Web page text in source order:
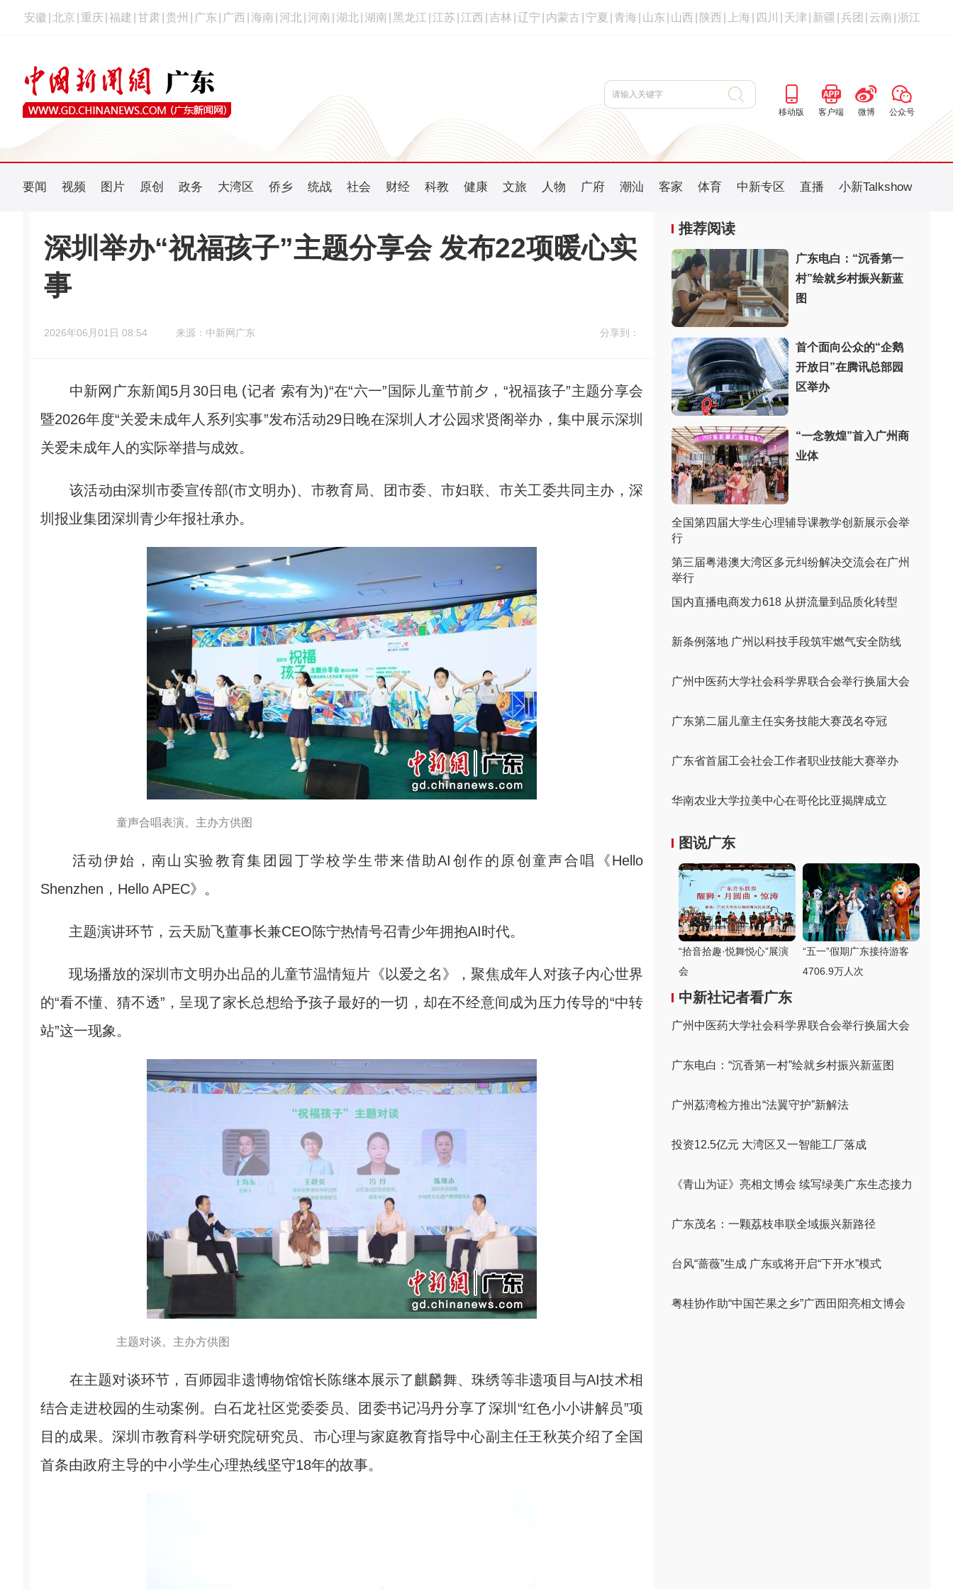
安徽 北京 重庆 福建 甘肃 贵州 广东 广西 海南 河北 河南 湖北 湖南 黑龙江 江苏 江西 吉林 辽宁 内蒙古 宁夏 青海 山东 山西 陕西 上海 四川 天津 新疆 兵团 云南 浙江
移动版 客户端 微博 公众号
要闻 视频 图片 原创 政务 大湾区 侨乡 统战 社会 财经 科教 健康 文旅 人物 广府 潮汕 客家 体育 中新专区 直播 小新Talkshow
深圳举办“祝福孩子”主题分享会 发布22项暖心实
事
2026年06月01日 08:54 来源：中新网广东 分享到：
中新网广东新闻5月30日电 (记者 索有为)“在“六一”国际儿童节前夕，“祝福孩子”主题分享会
暨2026年度“关爱未成年人系列实事”发布活动29日晚在深圳人才公园求贤阁举办，集中展示深圳
关爱未成年人的实际举措与成效。
该活动由深圳市委宣传部(市文明办)、市教育局、团市委、市妇联、市关工委共同主办，深
圳报业集团深圳青少年报社承办。
童声合唱表演。主办方供图
活动伊始，南山实验教育集团园丁学校学生带来借助AI创作的原创童声合唱《Hello
Shenzhen，Hello APEC》。
主题演讲环节，云天励飞董事长兼CEO陈宁热情号召青少年拥抱AI时代。
现场播放的深圳市文明办出品的儿童节温情短片《以爱之名》，聚焦成年人对孩子内心世界
的“看不懂、猜不透”，呈现了家长总想给予孩子最好的一切，却在不经意间成为压力传导的“中转
站”这一现象。
主题对谈。主办方供图
在主题对谈环节，百师园非遗博物馆馆长陈继本展示了麒麟舞、珠绣等非遗项目与AI技术相
结合走进校园的生动案例。白石龙社区党委委员、团委书记冯丹分享了深圳“红色小小讲解员”项
目的成果。深圳市教育科学研究院研究员、市心理与家庭教育指导中心副主任王秋英介绍了全国
首条由政府主导的中小学生心理热线坚守18年的故事。
推荐阅读
广东电白：“沉香第一
村”绘就乡村振兴新蓝
图
首个面向公众的“企鹅
开放日”在腾讯总部园
区举办
“一念敦煌”首入广州商
业体
全国第四届大学生心理辅导课教学创新展示会举
行
第三届粤港澳大湾区多元纠纷解决交流会在广州
举行
国内直播电商发力618 从拼流量到品质化转型
新条例落地 广州以科技手段筑牢燃气安全防线
广州中医药大学社会科学界联合会举行换届大会
广东第二届儿童主任实务技能大赛茂名夺冠
广东省首届工会社会工作者职业技能大赛举办
华南农业大学拉美中心在哥伦比亚揭牌成立
图说广东
“拾音拾趣·悦舞悦心”展演
会
“五一”假期广东接待游客
4706.9万人次
中新社记者看广东
广州中医药大学社会科学界联合会举行换届大会
广东电白：“沉香第一村”绘就乡村振兴新蓝图
广州荔湾检方推出“法翼守护”新解法
投资12.5亿元 大湾区又一智能工厂落成
《青山为证》亮相文博会 续写绿美广东生态接力
广东茂名：一颗荔枝串联全域振兴新路径
台风“蔷薇”生成 广东或将开启“下开水”模式
粤桂协作助“中国芒果之乡”广西田阳亮相文博会